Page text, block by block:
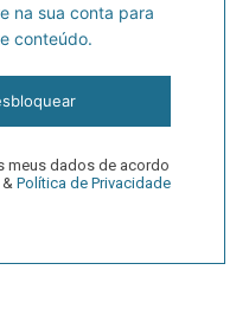
na sua conta para
conteúdo.
meus dados de acordo
& Política de Privacidade